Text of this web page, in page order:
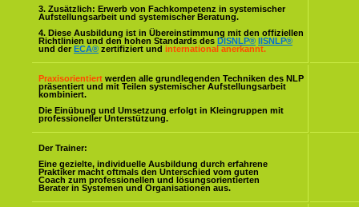
3. Zusätzlich: Erwerb von Fachkompetenz in systemischer
Aufstellungsarbeit und systemischer Beratung.
4. Diese Ausbildung ist in Übereinstimmung mit den offiziellen
Richtlinien und den hohen Standards des DISNLP® IISNLP®
und der ECA® zertifiziert und international anerkannt.
Praxisorientiert werden alle grundlegenden Techniken des NLP
präsentiert und mit Teilen systemischer Aufstellungsarbeit
kombiniert.
Die Einübung und Umsetzung erfolgt in Kleingruppen mit
professioneller Unterstützung.
Der Trainer:
Eine gezielte, individuelle Ausbildung durch erfahrene
Praktiker macht oftmals den Unterschied vom guten
Coach zum professionellen und lösungsorientierten
Berater in Systemen und Organisationen aus.